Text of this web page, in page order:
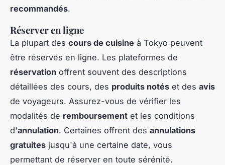
recommandés.
Réserver en ligne
La plupart des cours de cuisine à Tokyo peuvent
être réservés en ligne. Les plateformes de
réservation offrent souvent des descriptions
détaillées des cours, des produits notés et des avis
de voyageurs. Assurez-vous de vérifier les
modalités de remboursement et les conditions
d'annulation. Certaines offrent des annulations
gratuites jusqu'à une certaine date, vous
permettant de réserver en toute sérénité.